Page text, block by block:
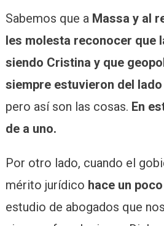
Sabemos que a Massa y al
les molesta reconocer que
siendo Cristina y que
siempre estuvieron del
pero así son las cosas. En
de a uno.
Por otro lado, cuando el
mérito jurídico hace un
estudio de abogados que